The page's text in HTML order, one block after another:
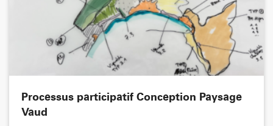
Processus participatif Conception Paysage
Vaud